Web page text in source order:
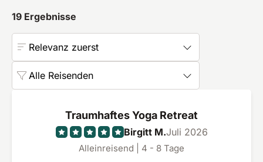
19 Ergebnisse
Relevanz zuerst
Alle Reisenden
Traumhaftes Yoga Retreat
Birgitt M.Juli 2026
Alleinreisend | 4 - 8 Tage